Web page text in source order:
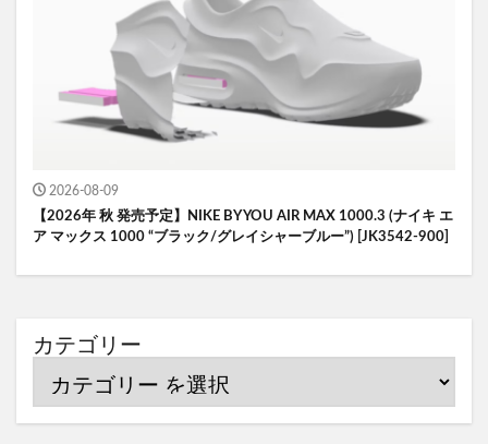
2026-08-09
【2026年 秋 発売予定】NIKE BY YOU AIR MAX 1000.3 (ナイキ エ
ア マックス 1000 “ブラック/グレイシャーブルー”) [JK3542-900]
カテゴリー